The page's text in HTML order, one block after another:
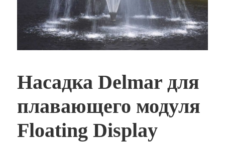
Насадка Delmar для
плавающего модуля
Floating Display